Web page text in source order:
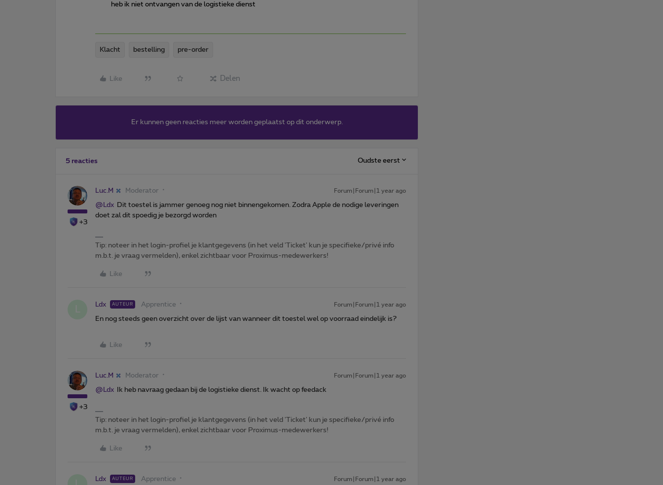
heb ik niet ontvangen van de logistieke dienst
Klacht bestelling pre-order
Like Delen
Er kunnen geen reacties meer worden geplaatst op dit onderwerp.
5 reacties Oudste eerst
+3
Luc.M Moderator Forum|Forum|1 year ago
@Ldx Dit toestel is jammer genoeg nog niet binnengekomen. Zodra Apple de nodige leveringen
doet zal dit spoedig je bezorgd worden
Tip: noteer in het login-profiel je klantgegevens (in het veld 'Ticket' kun je specifieke/privé info
m.b.t. je vraag vermelden), enkel zichtbaar voor Proximus-medewerkers!
Like
Ldx AUTEUR Apprentice Forum|Forum|1 year ago
En nog steeds geen overzicht over de lijst van wanneer dit toestel wel op voorraad eindelijk is?
Like
+3
Luc.M Moderator Forum|Forum|1 year ago
@Ldx Ik heb navraag gedaan bij de logistieke dienst. Ik wacht op feedack
Tip: noteer in het login-profiel je klantgegevens (in het veld 'Ticket' kun je specifieke/privé info
m.b.t. je vraag vermelden), enkel zichtbaar voor Proximus-medewerkers!
Like
Ldx AUTEUR Apprentice Forum|Forum|1 year ago